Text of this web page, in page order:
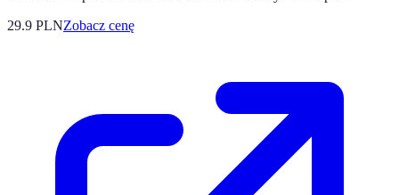
29.9 PLNZobacz cenę